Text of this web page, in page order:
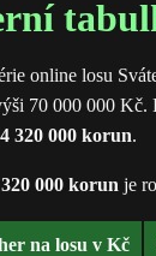
online losu
70 000 000 Kč.
320 000 korun.
000 korun je
na losu v Kč